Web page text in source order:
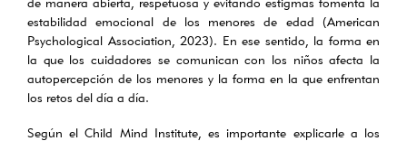
estabilidad emocional de los menores de edad (American
Psychological Association, 2023). En ese sentido, la forma en
la que los cuidadores se comunican con los niños afecta la
autopercepción de los menores y la forma en la que enfrentan
los retos del día a día.
Según el Child Mind Institute, es importante explicarle a los